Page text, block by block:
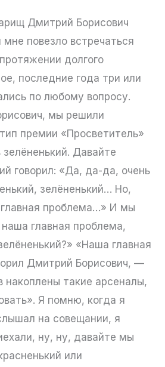
Дмитрий Борисович
повезло встречаться
долгого
последние года три или
по любому вопросу.
мы решили
премии «Просветитель»
зелёненький. Давайте
говорил: «Да, да-да, очень
зелёненький… Но,
проблема…» И мы
главная проблема,
«Наша главная
Дмитрий Борисович, —
накоплены такие арсеналы,
Я помню, когда я
на совещании, я
ну, ну, давайте мы
или